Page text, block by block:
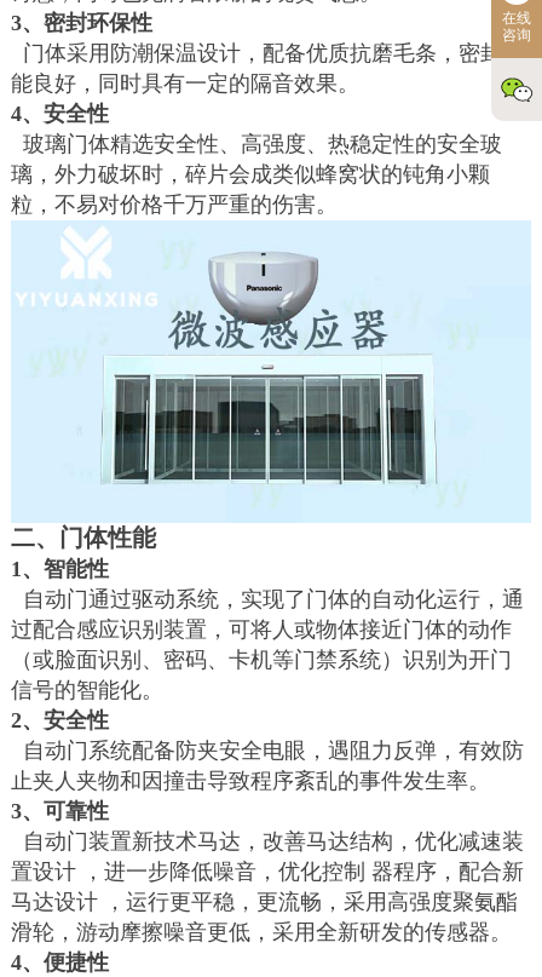
3、密封环保性
门体采用防潮保温设计，配备优质抗磨毛条，密封性
能良好，同时具有一定的隔音效果。
4、安全性
玻璃门体精选安全性、高强度、热稳定性的安全玻
璃，外力破坏时，碎片会成类似蜂窝状的钝角小颗
粒，不易对价格千万严重的伤害。
二、门体性能
1、智能性
自动门通过驱动系统，实现了门体的自动化运行，通
过配合感应识别装置，可将人或物体接近门体的动作
（或脸面识别、密码、卡机等门禁系统）识别为开门
信号的智能化。
2、安全性
自动门系统配备防夹安全电眼，遇阻力反弹，有效防
止夹人夹物和因撞击导致程序紊乱的事件发生率。
3、可靠性
自动门装置新技术马达，改善马达结构，优化减速装
置设计 ，进一步降低噪音，优化控制 器程序，配合新
马达设计 ，运行更平稳，更流畅，采用高强度聚氨酯
滑轮，游动摩擦噪音更低，采用全新研发的传感器。
4、便捷性
在线
咨询